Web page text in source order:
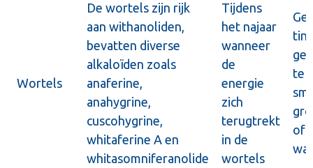
Wortels
De wortels zijn rijk
aan withanoliden,
bevatten diverse
alkaloïden zoals
anaferine,
anahygrine,
cuscohygrine,
whitaferine A en
whitasomniferanolide
Tijdens
het najaar
wanneer
de
energie
zich
terugtrekt
in de
wortels
te
of